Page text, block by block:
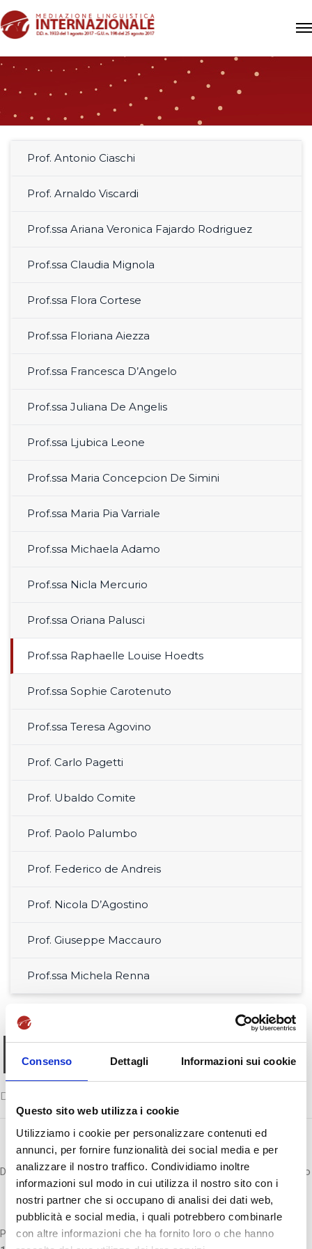
Consenso Dettagli Informazioni sui cookie
Questo sito web utilizza i cookie
Utilizziamo i cookie per personalizzare contenuti ed
annunci, per fornire funzionalità dei social media e per
analizzare il nostro traffico. Condividiamo inoltre
informazioni sul modo in cui utilizza il nostro sito con i
nostri partner che si occupano di analisi dei dati web,
pubblicità e social media, i quali potrebbero combinarle
con altre informazioni che ha fornito loro o che hanno
Prof. Antonio Ciaschi
Prof. Arnaldo Viscardi
Prof.ssa Ariana Veronica Fajardo Rodriguez
Prof.ssa Claudia Mignola
Prof.ssa Flora Cortese
Prof.ssa Floriana Aiezza
Prof.ssa Francesca D’Angelo
Prof.ssa Juliana De Angelis
Prof.ssa Ljubica Leone
Prof.ssa Maria Concepcion De Simini
Prof.ssa Maria Pia Varriale
Prof.ssa Michaela Adamo
Prof.ssa Nicla Mercurio
Prof.ssa Oriana Palusci
Prof.ssa Raphaelle Louise Hoedts
Prof.ssa Sophie Carotenuto
Prof.ssa Teresa Agovino
Prof. Carlo Pagetti
Prof. Ubaldo Comite
Prof. Paolo Palumbo
Prof. Federico de Andreis
Prof. Nicola D’Agostino
Prof. Giuseppe Maccauro
Prof.ssa Michela Renna
Prof.ssa Raphaelle
Louise Hoedts
Docente di Francese 2 e Francese 3
Docente di Lingua Francese presso l’Università degli Studi di Salerno
Per la SSML Internazionale è docente diFrancese 2 (L-LIN/04 –